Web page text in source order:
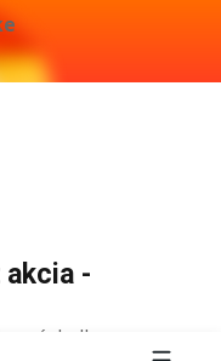
-
výsledky.